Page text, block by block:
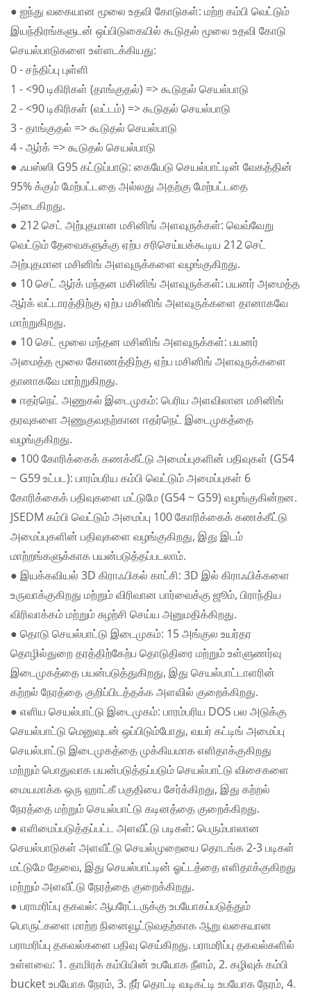
● ஐந்து வகையான மூலை உதவி கோடுகள்: மற்ற கம்பி வெட்டும்
இயந்திரங்களுடன் ஒப்பிடுகையில் கூடுதல் மூலை உதவி கோடு
செயல்பாடுகளை உள்ளடக்கியது:
0 - சந்திப்பு புள்ளி
1 - <90 டிகிரிகள் (தாங்குதல்) => கூடுதல் செயல்பாடு
2 - <90 டிகிரிகள் (வட்டம்) => கூடுதல் செயல்பாடு
3 - தாங்குதல் => கூடுதல் செயல்பாடு
4 - ஆர்க் => கூடுதல் செயல்பாடு
● ஃபஸ்ஸி G95 கட்டுப்பாடு: கையேடு செயல்பாட்டின் வேகத்தின்
95% க்கும் மேற்பட்டதை அல்லது அதற்கு மேற்பட்டதை
அடைகிறது.
● 212 செட் அற்புதமான மசினிங் அளவுருக்கள்: வெவ்வேறு
வெட்டும் தேவைகளுக்கு ஏற்ப சரிசெய்யக்கூடிய 212 செட்
அற்புதமான மசினிங் அளவுருக்களை வழங்குகிறது.
● 10 செட் ஆர்க் மந்தன மசினிங் அளவுருக்கள்: பயனர் அமைத்த
ஆர்க் வட்டாரத்திற்கு ஏற்ப மசினிங் அளவுருக்களை தானாகவே
மாற்றுகிறது.
● 10 செட் மூலை மந்தன மசினிங் அளவுருக்கள்: பயனர்
அமைத்த மூலை கோணத்திற்கு ஏற்ப மசினிங் அளவுருக்களை
தானாகவே மாற்றுகிறது.
● ஈதர்நெட் அணுகல் இடைமுகம்: பெரிய அளவிலான மசினிங்
தரவுகளை அணுகுவதற்கான ஈதர்நெட் இடைமுகத்தை
வழங்குகிறது.
● 100 கோரிக்கைக் கணக்கீட்டு அமைப்புகளின் பதிவுகள் (G54
~ G59 உட்பட): பாரம்பரிய கம்பி வெட்டும் அமைப்புகள் 6
கோரிக்கைக் பதிவுகளை மட்டுமே (G54 ~ G59) வழங்குகின்றன.
JSEDM கம்பி வெட்டும் அமைப்பு 100 கோரிக்கைக் கணக்கீட்டு
அமைப்புகளின் பதிவுகளை வழங்குகிறது, இது இடம்
மாற்றங்களுக்காக பயன்படுத்தப்படலாம்.
● இயக்கவியல் 3D கிராஃபிகல் காட்சி: 3D இல் கிராஃபிக்களை
உருவாக்குகிறது மற்றும் விரிவான பார்வைக்கு ஜூம், பிராந்திய
விரிவாக்கம் மற்றும் சுழற்சி செய்ய அனுமதிக்கிறது.
● தொடு செயல்பாட்டு இடைமுகம்: 15 அங்குல உயர்தர
தொழில்துறை தரத்திற்கேற்ப தொடுதிரை மற்றும் உள்ளுணர்வு
இடைமுகத்தை பயன்படுத்துகிறது, இது செயல்பாட்டாளரின்
கற்றல் நேரத்தை குறிப்பிடத்தக்க அளவில் குறைக்கிறது.
● எளிய செயல்பாட்டு இடைமுகம்: பாரம்பரிய DOS பல அடுக்கு
செயல்பாட்டு மெனுவுடன் ஒப்பிடும்போது, வயர் கட்டிங் அமைப்பு
செயல்பாட்டு இடைமுகத்தை முக்கியமாக எளிதாக்குகிறது
மற்றும் பொதுவாக பயன்படுத்தப்படும் செயல்பாட்டு விசைகளை
மையமாக்க ஒரு ஹாட்கீ பகுதியை சேர்க்கிறது, இது கற்றல்
நேரத்தை மற்றும் செயல்பாட்டு கடினத்தை குறைக்கிறது.
● எளிமைப்படுத்தப்பட்ட அளவீட்டு படிகள்: பெரும்பாலான
செயல்பாடுகள் அளவீட்டு செயல்முறையை தொடங்க 2-3 படிகள்
மட்டுமே தேவை, இது செயல்பாட்டின் ஓட்டத்தை எளிதாக்குகிறது
மற்றும் அளவீட்டு நேரத்தை குறைக்கிறது.
● பராமரிப்பு தகவல்: ஆபரேட்டருக்கு உபயோகப்படுத்தும்
பொருட்களை மாற்ற நினைவூட்டுவதற்காக ஆறு வகையான
பராமரிப்பு தகவல்களை பதிவு செய்கிறது. பராமரிப்பு தகவல்களில்
உள்ளவை: 1. தாமிரக் கம்பியின் உபயோக நீளம், 2. கழிவுக் கம்பி
bucket உபயோக நேரம், 3. நீர் தொட்டி வடிகட்டி உபயோக நேரம், 4.